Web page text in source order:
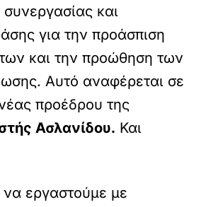
και
για την προάσπιση
και την προώθηση των
Αυτό αναφέρεται σε
προέδρου της
Ασλανίδου. Και
εργαστούμε με